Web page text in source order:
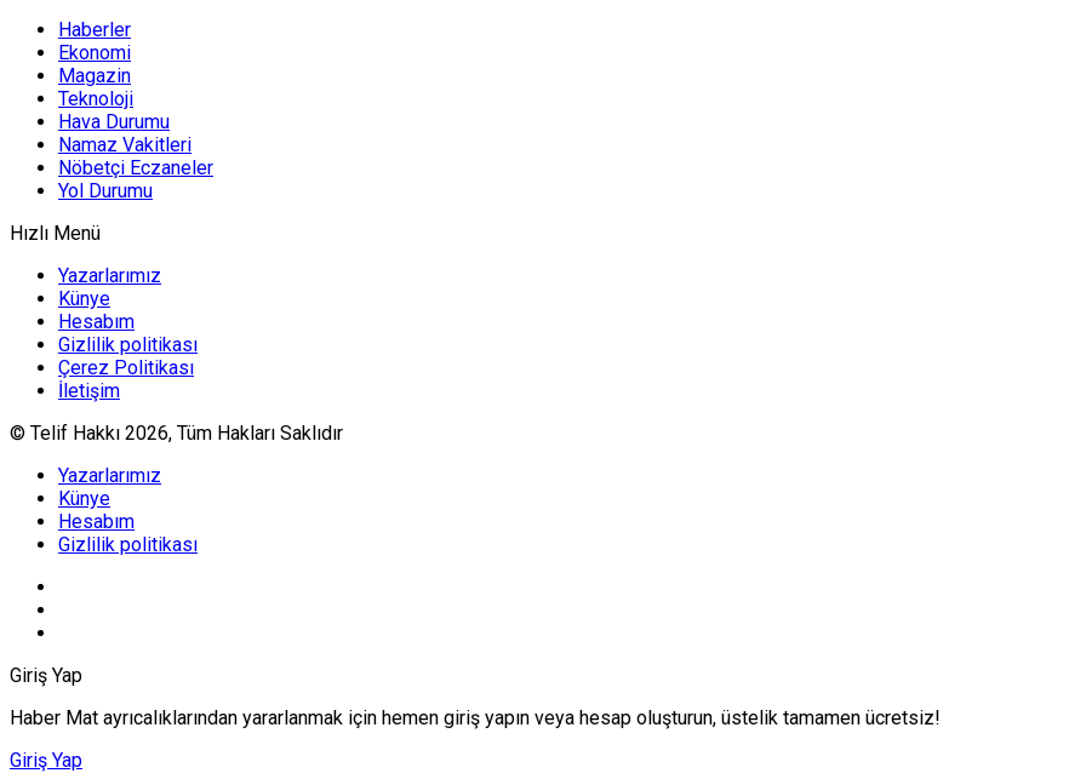
Haberler
Ekonomi
Magazin
Teknoloji
Hava Durumu
Namaz Vakitleri
Nöbetçi Eczaneler
Yol Durumu
Hızlı Menü
Yazarlarımız
Künye
Hesabım
Gizlilik politikası
Çerez Politikası
İletişim
© Telif Hakkı 2026, Tüm Hakları Saklıdır
Yazarlarımız
Künye
Hesabım
Gizlilik politikası
Giriş Yap
Haber Mat ayrıcalıklarından yararlanmak için hemen giriş yapın veya hesap oluşturun, üstelik tamamen ücretsiz!
Giriş Yap